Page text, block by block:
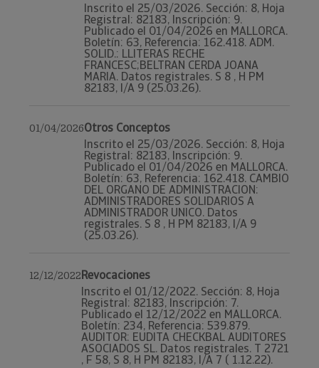
Inscrito el 25/03/2026. Sección: 8, Hoja
Registral: 82183, Inscripción: 9.
Publicado el 01/04/2026 en MALLORCA.
Boletín: 63, Referencia: 162.418. ADM.
SOLID.: LLITERAS RECHE
FRANCESC;BELTRAN CERDA JOANA
MARIA. Datos registrales. S 8 , H PM
82183, I/A 9 (25.03.26).
01/04/2026Otros Conceptos
Inscrito el 25/03/2026. Sección: 8, Hoja
Registral: 82183, Inscripción: 9.
Publicado el 01/04/2026 en MALLORCA.
Boletín: 63, Referencia: 162.418. CAMBIO
DEL ORGANO DE ADMINISTRACION:
ADMINISTRADORES SOLIDARIOS A
ADMINISTRADOR UNICO. Datos
registrales. S 8 , H PM 82183, I/A 9
(25.03.26).
12/12/2022Revocaciones
Inscrito el 01/12/2022. Sección: 8, Hoja
Registral: 82183, Inscripción: 7.
Publicado el 12/12/2022 en MALLORCA.
Boletín: 234, Referencia: 539.879.
AUDITOR: EUDITA CHECKBAL AUDITORES
ASOCIADOS SL. Datos registrales. T 2721
, F 58, S 8, H PM 82183, I/A 7 ( 1.12.22).